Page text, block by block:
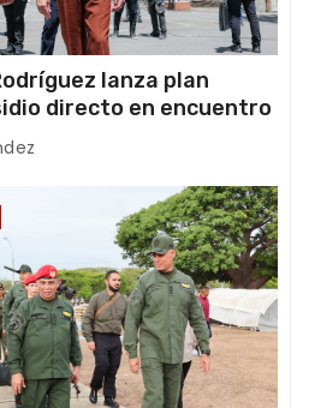
lanza plan
directo en encuentro